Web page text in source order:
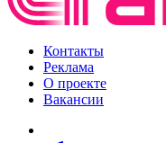
Контакты
Реклама
О проекте
Вакансии